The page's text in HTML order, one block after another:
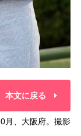
本文に戻る
月、大阪府。撮影